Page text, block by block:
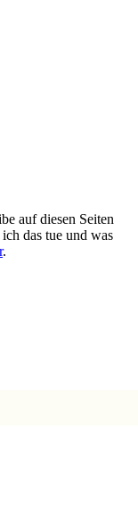
auf diesen Seiten
das tue und was
.